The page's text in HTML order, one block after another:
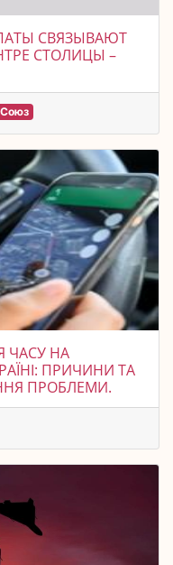
СВЯЗЫВАЮТ
СТОЛИЦЫ –
ЧАСУ НА
ПРИЧИНИ ТА
ПРОБЛЕМИ.